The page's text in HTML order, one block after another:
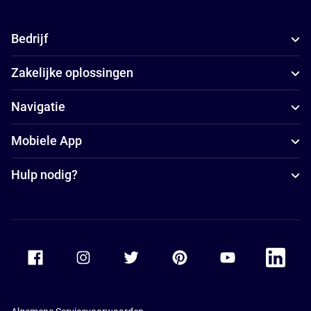
Bedrijf
Zakelijke oplossingen
Navigatie
Mobiele App
Hulp nodig?
Accor Facebook Accor TwitterAccor PinterestAccor Youtube
Accor